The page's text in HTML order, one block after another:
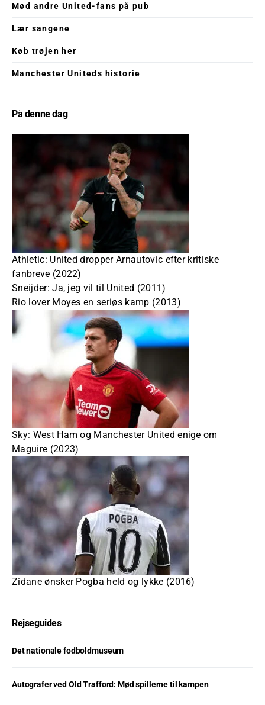
Mød andre United-fans på pub
Lær sangene
Køb trøjen her
Manchester Uniteds historie
På denne dag
Athletic: United dropper Arnautovic efter kritiske
fanbreve (2022)
Sneijder: Ja, jeg vil til United (2011)
Rio lover Moyes en seriøs kamp (2013)
Sky: West Ham og Manchester United enige om
Maguire (2023)
Zidane ønsker Pogba held og lykke (2016)
Rejseguides
Det nationale fodboldmuseum
Autografer ved Old Trafford: Mød spillerne til kampen